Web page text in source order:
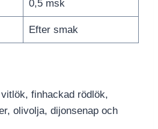
0,5 msk
Efter smak
finhackad rödlök,
olivolja, dijonsenap och